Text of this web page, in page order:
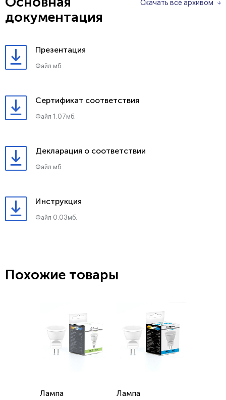
Скачать все архивом
документация
Презентация
Файл мб.
Сертификат соответствия
Файл 1.07мб.
Декларация о соответствии
Файл мб.
Инструкция
Файл 0.03мб.
Похожие товары
Лампа
Лампа